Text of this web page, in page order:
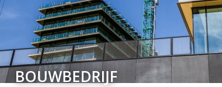
BOUWBEDRIJF